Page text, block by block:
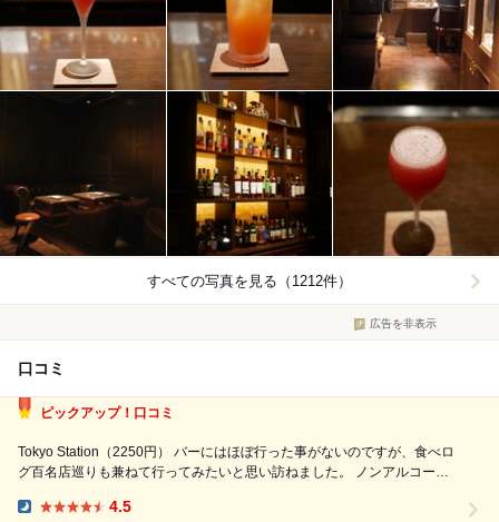
すべての写真を見る（1212件）
広告を非表示
口コミ
ピックアップ！口コミ
Tokyo Station（2250円） バーにはほぼ行った事がないのですが、食べロ
グ百名店巡りも兼ねて行ってみたいと思い訪ねました。 ノンアルコール
べログの過去口コミを読むと、期間限定カクテルがあるときはノンアルコ
4.5